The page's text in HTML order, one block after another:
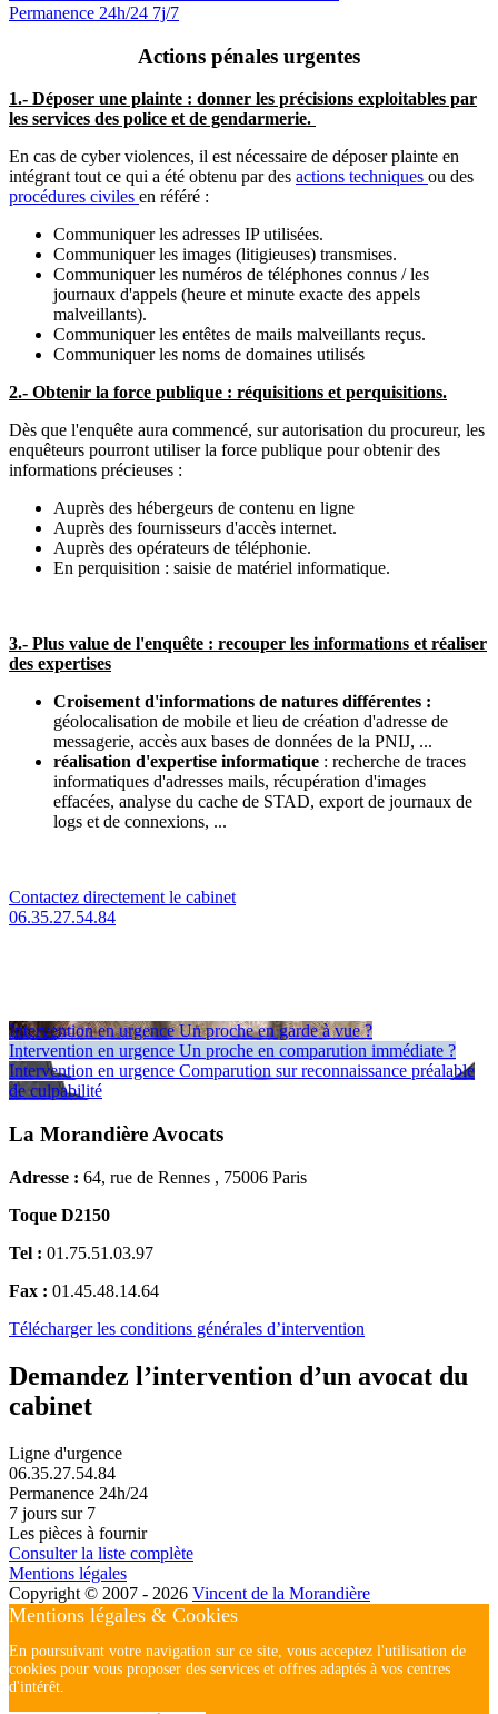
Permanence 24h/24 7j/7
Actions pénales urgentes
1.- Déposer une plainte : donner les précisions exploitables par
les services des police et de gendarmerie.
En cas de cyber violences, il est nécessaire de déposer plainte en
intégrant tout ce qui a été obtenu par des actions techniques ou des
procédures civiles en référé :
Communiquer les adresses IP utilisées.
Communiquer les images (litigieuses) transmises.
Communiquer les numéros de téléphones connus / les
journaux d'appels (heure et minute exacte des appels
malveillants).
Communiquer les entêtes de mails malveillants reçus.
Communiquer les noms de domaines utilisés
2.- Obtenir la force publique : réquisitions et perquisitions.
Dès que l'enquête aura commencé, sur autorisation du procureur, les
enquêteurs pourront utiliser la force publique pour obtenir des
informations précieuses :
Auprès des hébergeurs de contenu en ligne
Auprès des fournisseurs d'accès internet.
Auprès des opérateurs de téléphonie.
En perquisition : saisie de matériel informatique.
3.- Plus value de l'enquête : recouper les informations et réaliser
des expertises
Croisement d'informations de natures différentes :
géolocalisation de mobile et lieu de création d'adresse de
messagerie, accès aux bases de données de la PNIJ, ...
réalisation d'expertise informatique : recherche de traces
informatiques d'adresses mails, récupération d'images
effacées, analyse du cache de STAD, export de journaux de
logs et de connexions, ...
Contactez directement le cabinet
06.35.27.54.84
Intervention en urgence Un proche en garde à vue ?
Intervention en urgence Un proche en comparution immédiate ?
Intervention en urgence Comparution sur reconnaissance préalable
de culpabilité
La Morandière Avocats
Adresse : 64, rue de Rennes , 75006 Paris
Toque D2150
Tel : 01.75.51.03.97
Fax : 01.45.48.14.64
Télécharger les conditions générales d’intervention
Demandez l’intervention d’un avocat du
cabinet
Ligne d'urgence
06.35.27.54.84
Permanence 24h/24
7 jours sur 7
Les pièces à fournir
Consulter la liste complète
Mentions légales
Copyright © 2007 - 2026 Vincent de la Morandière
Mentions légales & Cookies
En poursuivant votre navigation sur ce site, vous acceptez l'utilisation de
cookies pour vous proposer des services et offres adaptés à vos centres
d'intérêt.